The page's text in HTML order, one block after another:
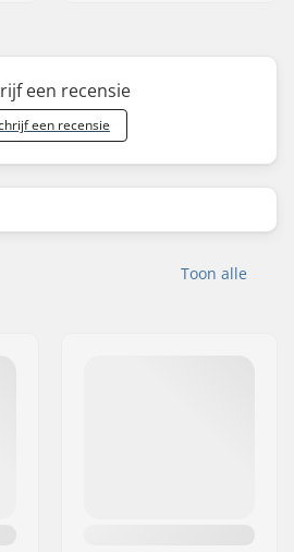
een recensie
een recensie
Toon alle